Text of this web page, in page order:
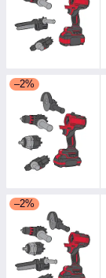
–2%
–2%